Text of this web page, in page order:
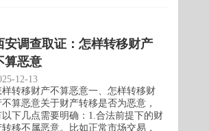
安调查取证：怎样转移财产
算恶意
12-13
样转移财产不算恶意一、怎样转移财
不算恶意关于财产转移是否为恶意，
以下几点需要明确：1.合法前提下的财
转移不属恶意。比如正常市场交易，